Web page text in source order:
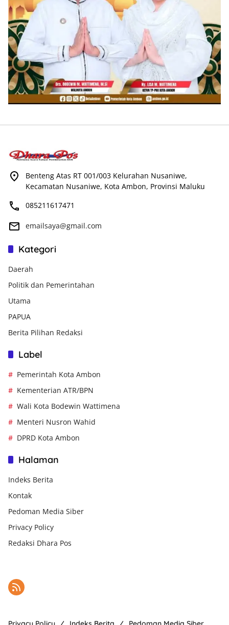
Benteng Atas RT 001/003 Kelurahan Nusaniwe,
Kecamatan Nusaniwe, Kota Ambon, Provinsi Maluku
085211617471
emailsaya@gmail.com
Kategori
Daerah
Politik dan Pemerintahan
Utama
PAPUA
Berita Pilihan Redaksi
Label
Pemerintah Kota Ambon
Kementerian ATR/BPN
Wali Kota Bodewin Wattimena
Menteri Nusron Wahid
DPRD Kota Ambon
Halaman
Indeks Berita
Kontak
Pedoman Media Siber
Privacy Policy
Redaksi Dhara Pos